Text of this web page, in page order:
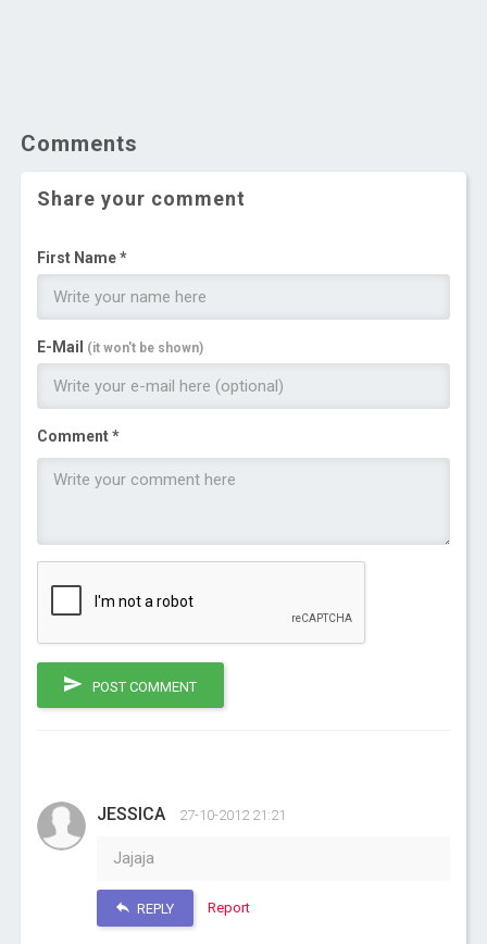
Comments
Share your comment
First Name *
E-Mail (it won't be shown)
Comment *
POST COMMENT
JESSICA 27-10-2012 21:21
Jajaja
REPLY Report